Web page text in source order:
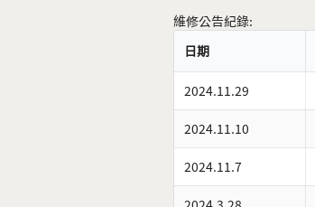
維修公告紀錄:
日期
2024.11.29
2024.11.10
2024.11.7